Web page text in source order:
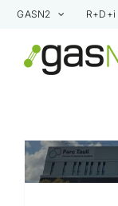
Skip
content
GASN2 R+D+i